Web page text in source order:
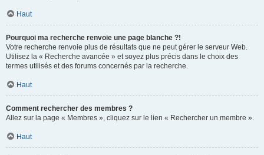
Haut
Pourquoi ma recherche renvoie une page blanche ?!
Votre recherche renvoie plus de résultats que ne peut gérer le serveur Web.
Utilisez la « Recherche avancée » et soyez plus précis dans le choix des
termes utilisés et des forums concernés par la recherche.
Haut
Comment rechercher des membres ?
Allez sur la page « Membres », cliquez sur le lien « Rechercher un membre ».
Haut